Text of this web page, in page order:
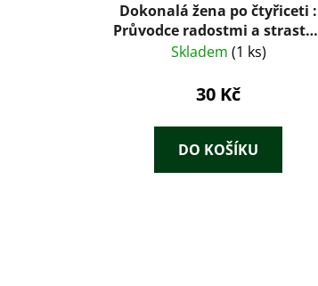
Dokonalá žena po čtyřiceti :
Průvodce radostmi a strastmi
středního věku
Skladem (1 ks)
30 Kč
DO KOŠÍKU